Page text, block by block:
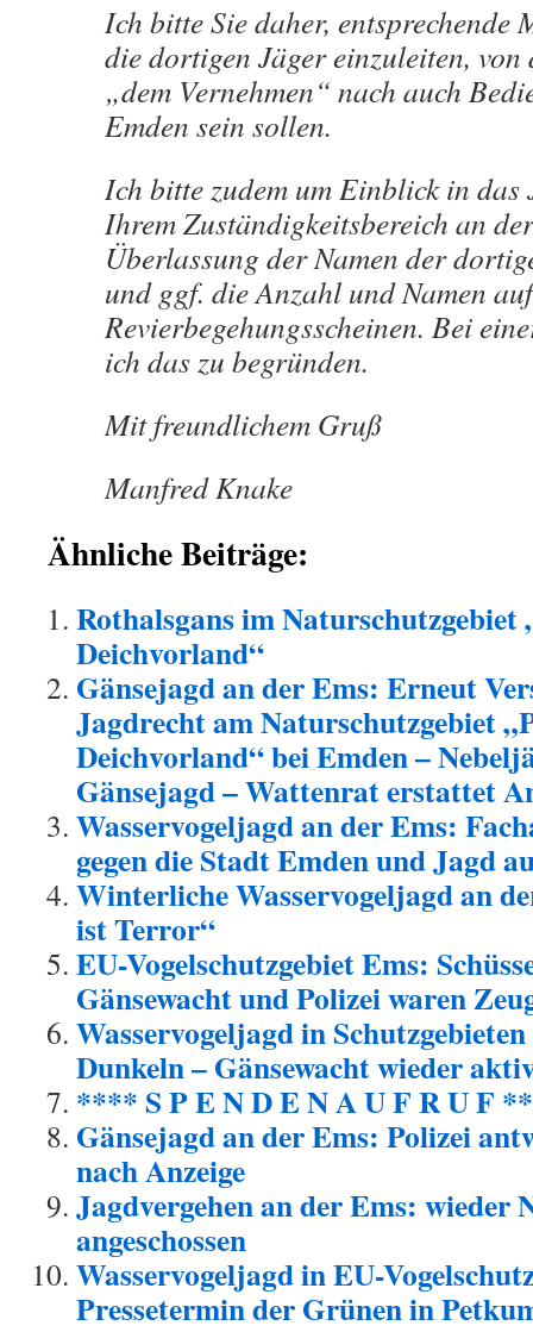
Ich bitte Sie daher, entsprechende
die dortigen Jäger einzuleiten, von
„dem Vernehmen“ nach auch
Emden sein sollen.
Ich bitte zudem um Einblick in das
Ihrem Zuständigkeitsbereich an
Überlassung der Namen der
und ggf. die Anzahl und Namen
Revierbegehungsscheinen. Bei
ich das zu begründen.
Mit freundlichem Gruß
Manfred Knake
Ähnliche Beiträge:
Rothalsgans im Naturschutzgebiet
Deichvorland“
Gänsejagd an der Ems: Erneut
Jagdrecht am Naturschutzgebiet
Deichvorland“ bei Emden –
Gänsejagd – Wattenrat erstattet
Wasservogeljagd an der Ems:
gegen die Stadt Emden und Jagd
Winterliche Wasservogeljagd an
ist Terror“
EU-Vogelschutzgebiet Ems:
Gänsewacht und Polizei waren
Wasservogeljagd in
Dunkeln – Gänsewacht wieder
**** S P E N D E N A U F R U F
Gänsejagd an der Ems: Polizei
nach Anzeige
Jagdvergehen an der Ems: wieder
angeschossen
Wasservogeljagd in EU-
Pressetermin der Grünen in